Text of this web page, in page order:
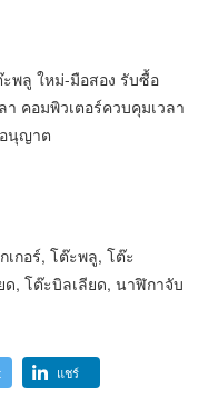
พลู ใหม่-มือสอง รับซื้อ
คอมพิวเตอร์ควบคุมเวลา
นุญาต
เกอร์, โต๊ะพลู, โต๊ะ
, โต๊ะบิลเลียด, นาฬิกาจับ
แชร์